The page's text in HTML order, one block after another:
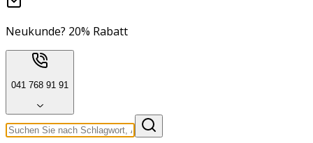
Neukunde? 20% Rabatt
041 768 91 91